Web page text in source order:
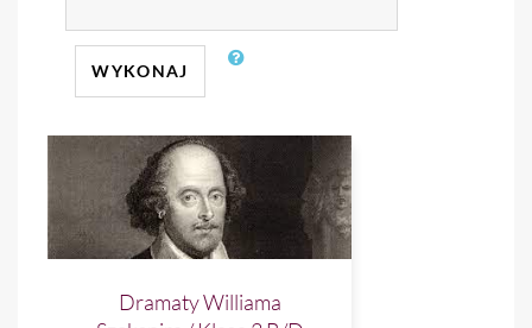
WYKONAJ
Dramaty Williama